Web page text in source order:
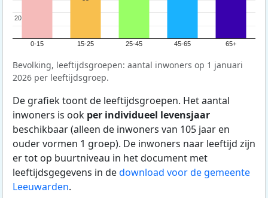
0-15 15-25 25-45 45-65 65+
20
20
Bevolking, leeftijdsgroepen: aantal inwoners op 1 januari
2026 per leeftijdsgroep.
De grafiek toont de leeftijdsgroepen. Het aantal
inwoners is ook per individueel levensjaar
beschikbaar (alleen de inwoners van 105 jaar en
ouder vormen 1 groep). De inwoners naar leeftijd zijn
er tot op buurtniveau in het document met
leeftijdsgegevens in dedownload voor de gemeente
Leeuwarden.